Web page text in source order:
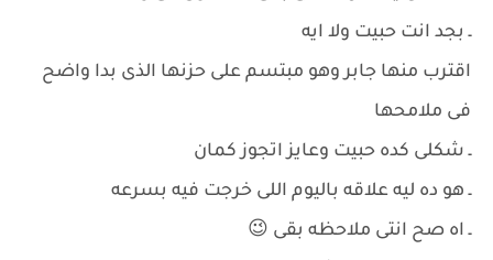
ـ بجد انت حبيت ولا ايه
اقترب منها جابر وهو مبتسم على حزنها الذى بدا واضح
فى ملامحها
ـ شكلى كده حبيت وعايز اتجوز كمان
ـ هو ده ليه علاقه باليوم اللى خرجت فيه بسرعه
ـ اه صح انتى ملاحظه بقى 😉